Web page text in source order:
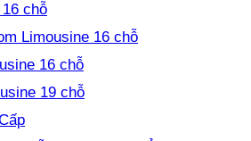
chỗ
Limousine 16 chỗ
16 chỗ
19 chỗ